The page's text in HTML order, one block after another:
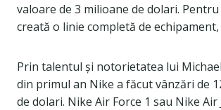
valoare de 3 milioane de dolari.
creată o linie completă de echipament,
Prin talentul și notorietatea lui
din primul an Nike a făcut vânzări de
de dolari. Nike Air Force 1 sau Nike Air